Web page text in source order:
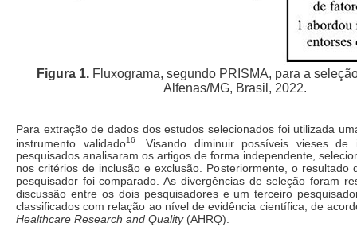
Figura 1. Fluxograma, segundo PRISMA, para a
Alfenas/MG, Brasil, 2022.
Para extração de dados dos estudos selecionados foi utilizada
instrumento validado16
. Visando diminuir possíveis vieses de
pesquisados analisaram os artigos de forma independente,
nos critérios de inclusão e exclusão. Posteriormente, o resultado
pesquisador foi comparado. As divergências de seleção foram
discussão entre os dois pesquisadores e um terceiro
classificados com relação ao nível de evidência científica, de
Healthcare Research and Quality(AHRQ).